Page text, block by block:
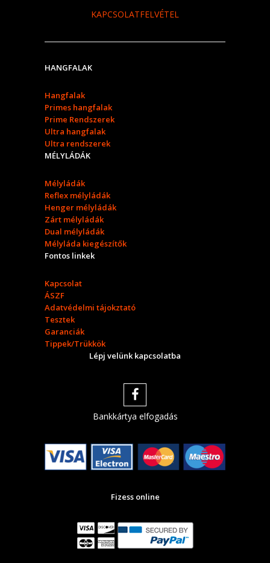
KAPCSOLATFELVÉTEL
HANGFALAK
Hangfalak
Primes hangfalak
Prime Rendszerek
Ultra hangfalak
Ultra rendszerek
MÉLYLÁDÁK
Mélyládák
Reflex mélyládák
Henger mélyládák
Zárt mélyládák
Dual mélyládák
Mélyláda kiegészítők
Fontos linkek
Kapcsolat
ÁSZF
Adatvédelmi tájokztató
Tesztek
Garanciák
Tippek/Trükkök
Lépj velünk kapcsolatba
Bankkártya elfogadás
Fizess online